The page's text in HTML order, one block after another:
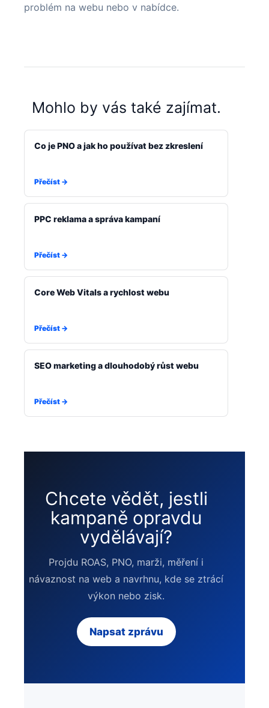
problém na webu nebo v nabídce.
Mohlo by vás také zajímat.
Co je PNO a jak ho používat bez zkreslení
PPC reklama a správa kampaní
Core Web Vitals a rychlost webu
SEO marketing a dlouhodobý růst webu
Chcete vědět, jestli
kampaně opravdu
vydělávají?
Projdu ROAS, PNO, marži, měření i
návaznost na web a navrhnu, kde se ztrácí
výkon nebo zisk.
Napsat zprávu